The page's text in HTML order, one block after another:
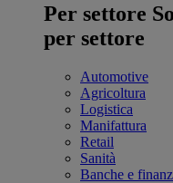
Per settore
per settore
Automotive
Agricoltura
Logistica
Manifattura
Retail
Sanità
Banche e